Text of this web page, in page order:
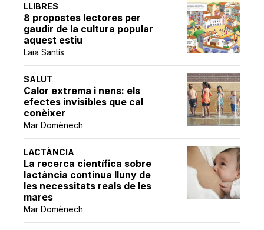
LLIBRES
8 propostes lectores per
gaudir de la cultura popular
aquest estiu
Laia Santís
SALUT
Calor extrema i nens: els
efectes invisibles que cal
conèixer
Mar Domènech
LACTÀNCIA
La recerca científica sobre
lactància continua lluny de
les necessitats reals de les
mares
Mar Domènech